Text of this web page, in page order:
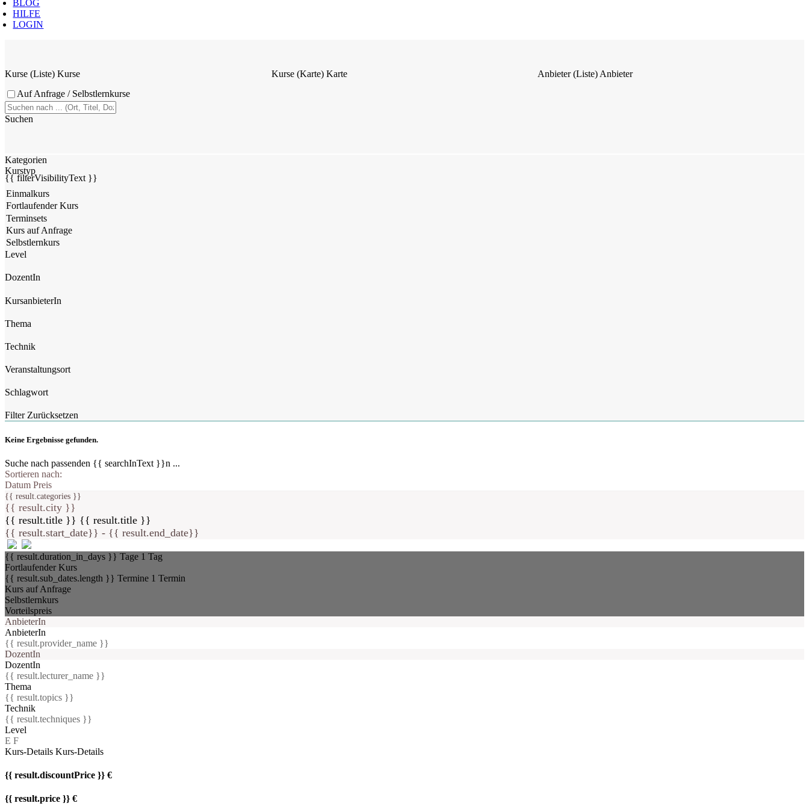
BLOG
HILFE
LOGIN
Kurse (Liste) Kurse Kurse (Karte) Karte Anbieter (Liste) Anbieter
Auf Anfrage / Selbstlernkurse
Suchen
{{ filterVisibilityText }}
Kategorien
Kurstyp
Level
DozentIn
KursanbieterIn
Thema
Technik
Veranstaltungsort
Schlagwort
Filter Zurücksetzen
Keine Ergebnisse gefunden.
Suche nach passenden {{ searchInText }}n ...
Sortieren nach:
Datum Preis
{{ result.categories }}
{{ result.city }}
{{ result.title }} {{ result.title }}
{{ result.start_date}} - {{ result.end_date}}
{{ result.duration_in_days }} Tage 1 Tag
Fortlaufender Kurs
{{ result.sub_dates.length }} Termine 1 Termin
Kurs auf Anfrage
Selbstlernkurs
Vorteilspreis
AnbieterIn
AnbieterIn
{{ result.provider_name }}
DozentIn
DozentIn
{{ result.lecturer_name }}
Thema
{{ result.topics }}
Technik
{{ result.techniques }}
Level
E F
Kurs-Details Kurs-Details
{{ result.discountPrice }} €
{{ result.price }} €